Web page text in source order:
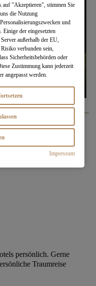
persönlich. Gerne
Traumreise
auf "Akzeptieren", stimmen Sie
die Nutzung
und
Einige der eingesetzten
außerhalb der EU,
verbunden sein,
Sicherheitsbehörden oder
Zustimmung kann jederzeit
angepasst werden.
Impressum